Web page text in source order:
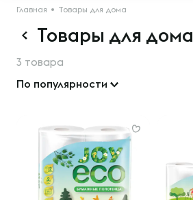
Главная Товары для дома
Товары для дома
3 товара
По популярности